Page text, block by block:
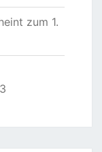
zum 1.